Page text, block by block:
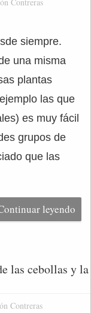
siempre.
una misma
plantas
las que
es muy fácil
grupos de
que las
leyendo
las cebollas y la
Contreras